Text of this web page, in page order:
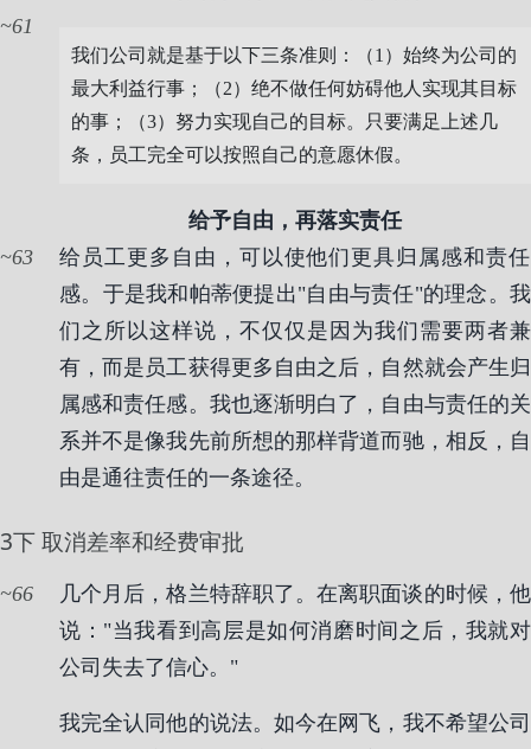
61
我们公司就是基于以下三条准则：（1）始终为公司的
最大利益行事；（2）绝不做任何妨碍他人实现其目标
的事；（3）努力实现自己的目标。只要满足上述几
条，员工完全可以按照自己的意愿休假。
给予自由，再落实责任
63
给员工更多自由，可以使他们更具归属感和责任
感。于是我和帕蒂便提出"自由与责任"的理念。我
们之所以这样说，不仅仅是因为我们需要两者兼
有，而是员工获得更多自由之后，自然就会产生归
属感和责任感。我也逐渐明白了，自由与责任的关
系并不是像我先前所想的那样背道而驰，相反，自
由是通往责任的一条途径。
3下 取消差率和经费审批
66
几个月后，格兰特辞职了。在离职面谈的时候，他
说："当我看到高层是如何消磨时间之后，我就对
公司失去了信心。"
我完全认同他的说法。如今在网飞，我不希望公司